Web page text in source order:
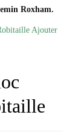
Roxham.
Ajouter